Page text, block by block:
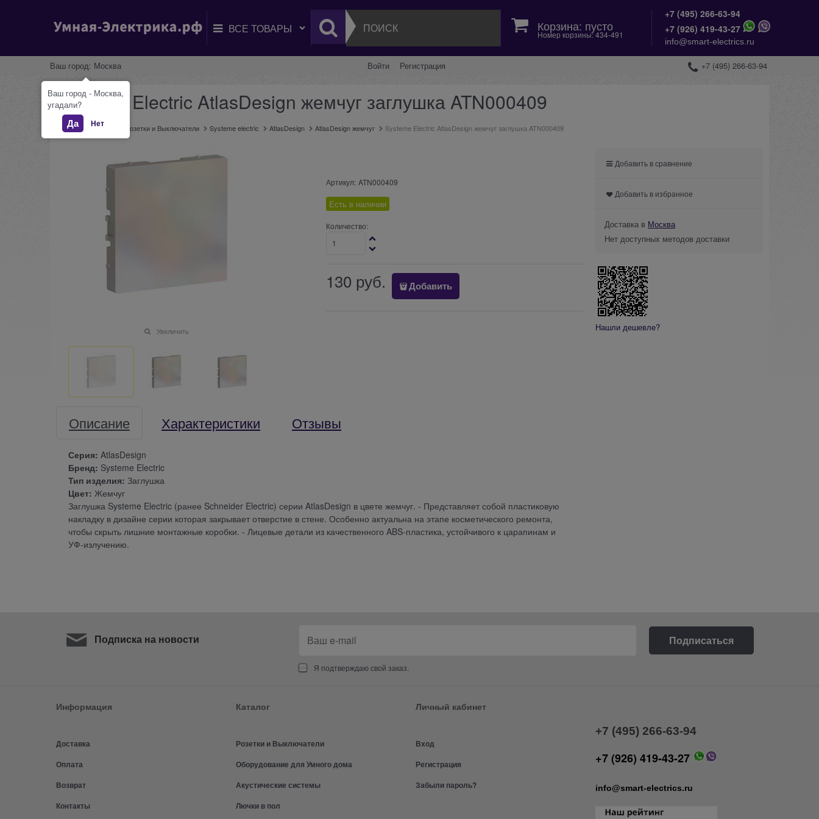
Корзина: пусто
Номер корзины: 434-491
+7 (495) 266-63-94
+7 (926) 419-43-27
info@smart-electrics.ru
Ваш город: Москва Войти Регистрация +7 (495) 266-63-94
Systeme Electric AtlasDesign жемчуг заглушка ATN000409
Главная Каталог Розетки и Выключатели Systeme electric AtlasDesign AtlasDesign жемчуг Systeme Electric AtlasDesign жемчуг заглушка ATN000409
Увеличить
Артикул: ATN000409
Есть в наличии
Количество:
130 руб. Добавить
Описание Характеристики Отзывы
Серия: AtlasDesign
Бренд: Systeme Electric
Тип изделия: Заглушка
Цвет: Жемчуг
Заглушка Systeme Electric (ранее Schneider Electric) серии AtlasDesign в цвете жемчуг. - Представляет собой пластиковую
накладку в дизайне серии которая закрывает отверстие в стене. Особенно актуальна на этапе косметического ремонта,
чтобы скрыть лишние монтажные коробки. - Лицевые детали из качественного ABS-пластика, устойчивого к царапинам и
УФ-излучению.
Добавить в сравнение
Добавить в избранное
Доставка в Москва
Нет доступных методов доставки
Нашли дешевле?
Подписка на новости
Я подтверждаю свой заказ.
Информация
Доставка
Оплата
Возврат
Контакты
Каталог
Розетки и Выключатели
Оборудование для Умного дома
Акустические системы
Лючки в пол
Личный кабинет
Вход
Регистрация
Забыли пароль?
+7 (495) 266-63-94
+7 (926) 419-43-27
info@smart-electrics.ru
Ваш город - Москва,
угадали?
Да Нет